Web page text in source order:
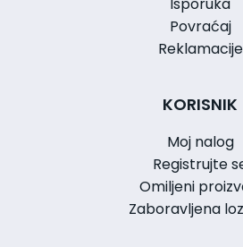
Povraćaj
Reklamacije
KORISNIK
Moj nalog
Registrujte
Omiljeni
Zaboravljena